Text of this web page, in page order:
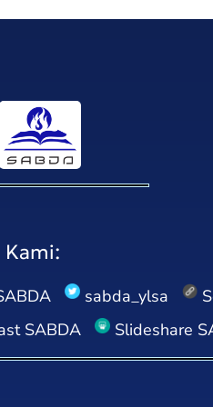
sabda_ylsa
SABDA Slideshare